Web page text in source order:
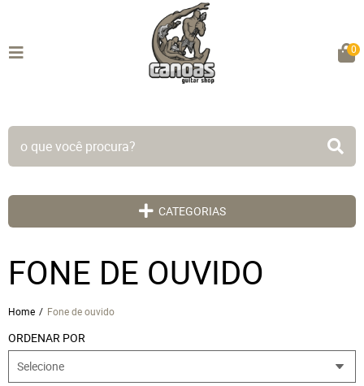
TODO SITE EM ATÉ 5X SEM JUROS!
0
CATEGORIAS
FONE DE OUVIDO
Home Fone de ouvido
ORDENAR POR
Selecione